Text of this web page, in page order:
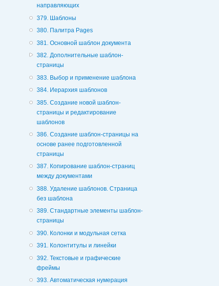
направляющих
379. Шаблоны
380. Палитра Pages
381. Основной шаблон документа
382. Дополнительные шаблон-
страницы
383. Выбор и применение шаблона
384. Иерархия шаблонов
385. Создание новой шаблон-
страницы и редактирование
шаблонов
386. Создание шаблон-страницы на
основе ранее подготовленной
страницы
387. Копирование шаблон-страниц
между документами
388. Удаление шаблонов. Страница
без шаблона
389. Стандартные элементы шаблон-
страницы
390. Колонки и модульная сетка
391. Колонтитулы и линейки
392. Текстовые и графические
фреймы
393. Автоматическая нумерация